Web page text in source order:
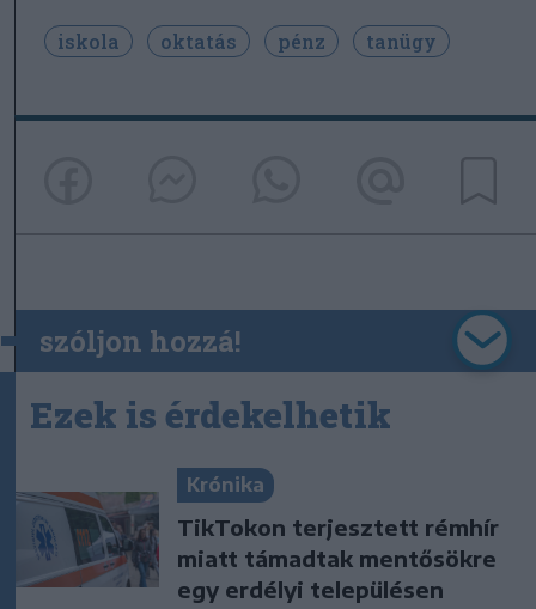
iskola oktatás pénz tanügy
szóljon hozzá!
Ezek is érdekelhetik
Krónika
TikTokon terjesztett rémhír
miatt támadtak mentősökre
egy erdélyi településen